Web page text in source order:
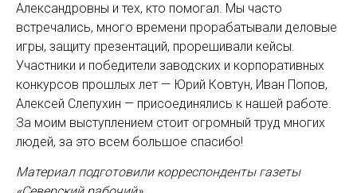
Александровны и тех, кто помогал. Мы часто
встречались, много времени прорабатывали деловые
игры, защиту презентаций, прорешивали кейсы.
Участники и победители заводских и корпоративных
конкурсов прошлых лет — ​Юрий Ковтун, Иван Попов,
Алексей Слепухин — ​присоединялись к нашей работе.
За моим выступлением стоит огромный труд многих
людей, за это всем большое спасибо!
Материал подготовили корреспонденты газеты